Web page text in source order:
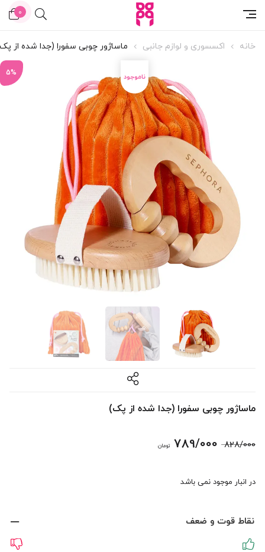
0
خانه اکسسوری و لوازم جانبی ماساژور چوبی سفورا (جدا شده از
5%
ماساژور چوبی سفورا (جدا شده از پک)
828/000 قیمت
بود.
789/000 تومانقیمت
در انبار موجود نمی باشد
نقاط قوت و ضعف